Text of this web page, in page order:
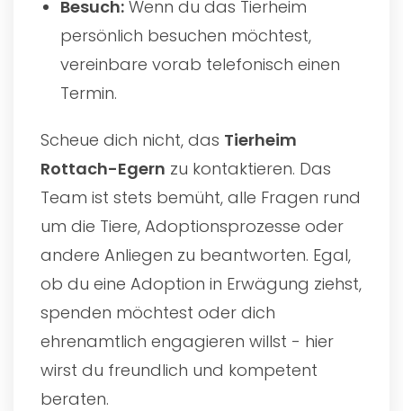
Besuch: Wenn du das Tierheim
persönlich besuchen möchtest,
vereinbare vorab telefonisch einen
Termin.
Scheue dich nicht, das Tierheim
Rottach-Egern zu kontaktieren. Das
Team ist stets bemüht, alle Fragen rund
um die Tiere, Adoptionsprozesse oder
andere Anliegen zu beantworten. Egal,
ob du eine Adoption in Erwägung ziehst,
spenden möchtest oder dich
ehrenamtlich engagieren willst - hier
wirst du freundlich und kompetent
beraten.